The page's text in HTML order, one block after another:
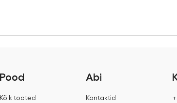
Pood
Kõik tooted
Abi
Kontaktid